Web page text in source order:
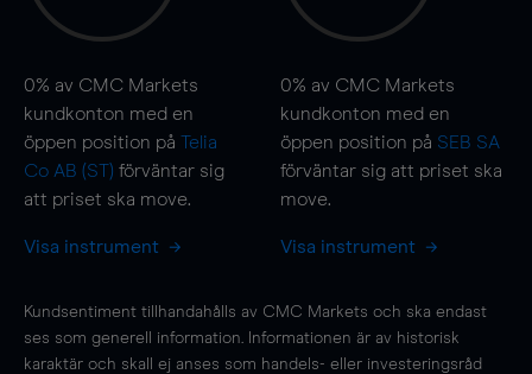
0% av CMC Markets
kundkonton med en
öppen position på Telia
Co AB (ST) förväntar sig
att priset ska move.
Visa instrument
0% av CMC Markets
kundkonton med en
öppen position på SEB SA
förväntar sig att priset ska
move.
Visa instrument
Kundsentiment tillhandahålls av CMC Markets och ska endast
ses som generell information. Informationen är av historisk
karaktär och skall ej anses som handels- eller investeringsråd